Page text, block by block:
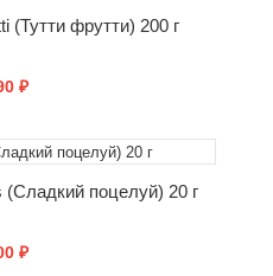
(Тутти фрутти) 200 г
₽
поцелуй) 20 г
₽